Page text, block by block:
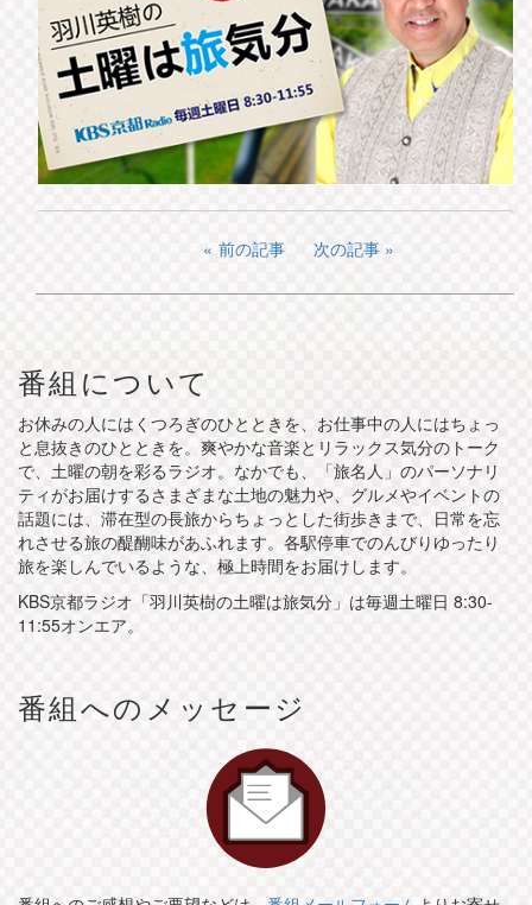
前の記事 次の記事
番組について
お休みの人にはくつろぎのひとときを、お仕事中の人にはちょっ
と息抜きのひとときを。爽やかな音楽とリラックス気分のトーク
で、土曜の朝を彩るラジオ。なかでも、「旅名人」のパーソナリ
ティがお届けするさまざまな土地の魅力や、グルメやイベントの
話題には、滞在型の長旅からちょっとした街歩きまで、日常を忘
れさせる旅の醍醐味があふれます。各駅停車でのんびりゆったり
旅を楽しんでいるような、極上時間をお届けします。
KBS京都ラジオ「羽川英樹の土曜は旅気分」は毎週土曜日 8:30-
11:55オンエア。
番組へのメッセージ